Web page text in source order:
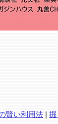
賢い利用法 | 掘